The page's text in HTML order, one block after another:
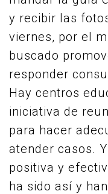
y recibir las
viernes, por el
buscado
responder
Hay centros
iniciativa de
para hacer
atender casos.
positiva y
ha sido así y